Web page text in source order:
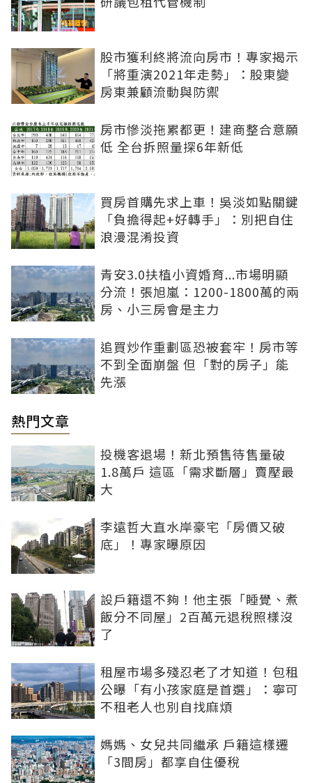
股市獲利終將流向房市！專家揭示
「將重演2021年走勢」：股東變
房東兼顧流動與防禦
房市慘淡拖累都更！建商整合意願
低 全台拆照量探6年新低
買房首購先求上車！吳淡如點關鍵
「負擔得起+好轉手」：別把自住
浪漫混淆投資
青安3.0扶植小資婚育...市場明顯
分流！張旭嵐：1200-1800萬的兩
房、小三房會是主力
追買炒作重劃區恐被套牢！房市等
不到全面崩盤 但「對的房子」能
先漲
熱門文章
投機客退場！新北預售待售量破
1.8萬戶 這區「需求斷層」賣壓最
大
李遠哲大直水岸豪宅「房價又破
底」！專家曝原因
設戶籍還不夠！他主張「睡覺、煮
飯分不同屋」2百萬元退稅照樣沒
了
租屋市場多殘忍老了才知道！包租
公曝「有小孩家庭是首選」：寧可
不租老人也別自找麻煩
媽媽、女兒共同繼承 戶籍這樣遷
「3間房」都享自住優稅